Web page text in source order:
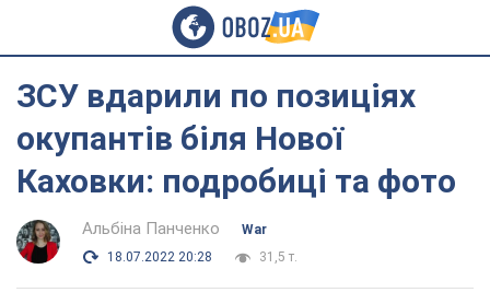
ЗСУ вдарили по позиціях
окупантів біля Нової
Каховки: подробиці та фото
Альбіна Панченко
War
18.07.2022 20:28
31,5 т.